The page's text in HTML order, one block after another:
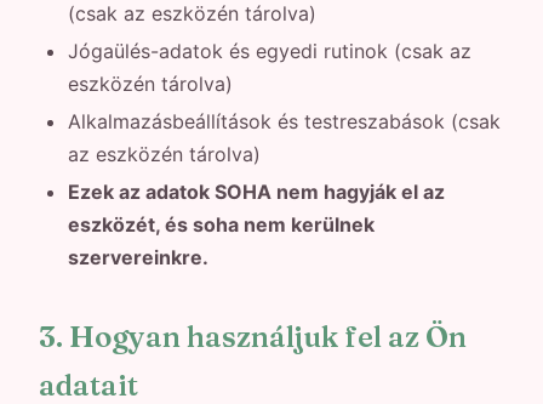
(csak az eszközén tárolva)
Jógaülés-adatok és egyedi rutinok (csak az
eszközén tárolva)
Alkalmazásbeállítások és testreszabások (csak
az eszközén tárolva)
Ezek az adatok SOHA nem hagyják el az
eszközét, és soha nem kerülnek
szervereinkre.
3. Hogyan használjuk fel az Ön
adatait